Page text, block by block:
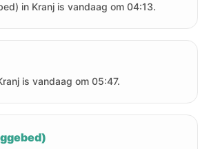
in Kranj is vandaag om 04:13.
is vandaag om 05:47.